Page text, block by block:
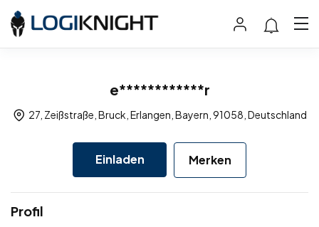
e************r
27, Zeißstraße, Bruck, Erlangen, Bayern, 91058, Deutschland
Einladen Merken
Profil